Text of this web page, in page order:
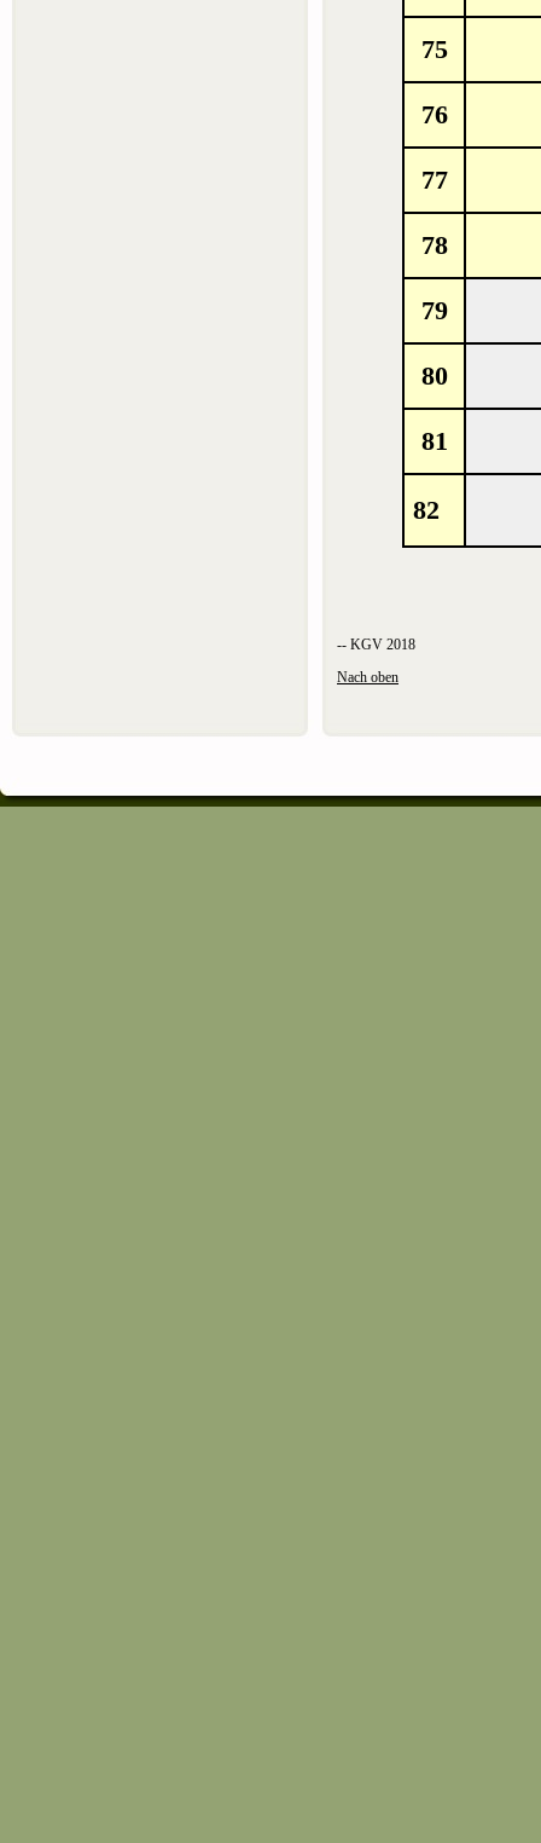
75
76
77
78
79
80
81
82
-- KGV 2018
Nach oben